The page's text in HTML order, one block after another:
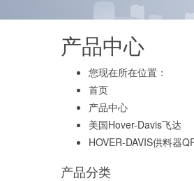
产品中心
您现在所在位置：
首页
产品中心
美国Hover-Davis飞达
HOVER-DAVIS供料器
产品分类